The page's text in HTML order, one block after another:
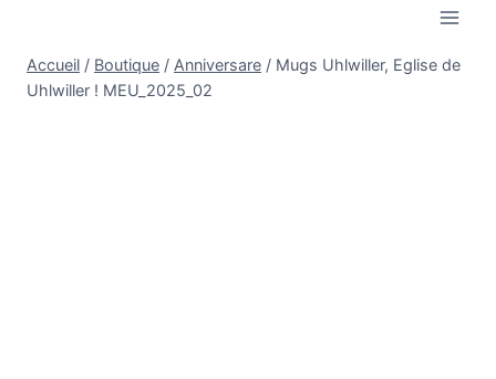
contenu
Accueil / Boutique / Anniversare / Mugs Uhlwiller, Eglise de
Uhlwiller ! MEU_2025_02